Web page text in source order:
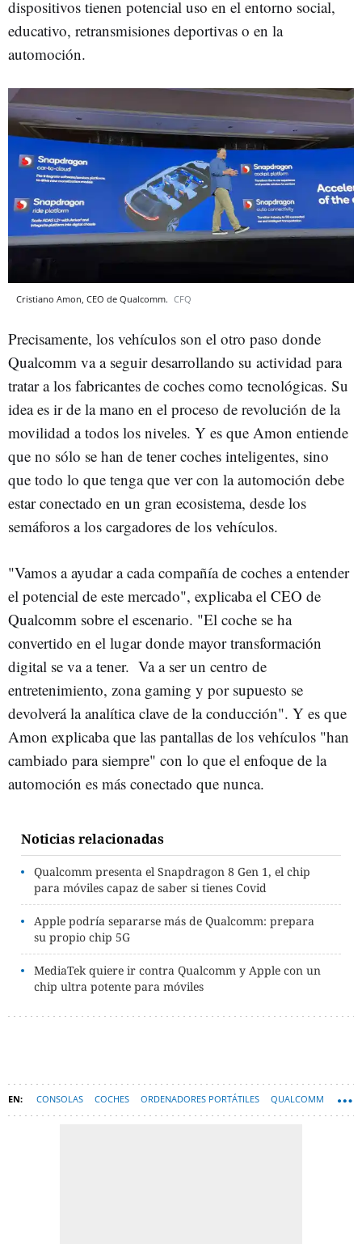
dispositivos tienen potencial uso en el entorno social,
educativo, retransmisiones deportivas o en la
automoción.
Cristiano Amon, CEO de Qualcomm. CFQ
Precisamente, los vehículos son el otro paso donde
Qualcomm va a seguir desarrollando su actividad para
tratar a los fabricantes de coches como tecnológicas. Su
idea es ir de la mano en el proceso de revolución de la
movilidad a todos los niveles. Y es que Amon entiende
que no sólo se han de tener coches inteligentes, sino
que todo lo que tenga que ver con la automoción debe
estar conectado en un gran ecosistema, desde los
semáforos a los cargadores de los vehículos.
"Vamos a ayudar a cada compañía de coches a entender
el potencial de este mercado", explicaba el CEO de
Qualcomm sobre el escenario. "El coche se ha
convertido en el lugar donde mayor transformación
digital se va a tener. Va a ser un centro de
entretenimiento, zona gaming y por supuesto se
devolverá la analítica clave de la conducción". Y es que
Amon explicaba que las pantallas de los vehículos "han
cambiado para siempre" con lo que el enfoque de la
automoción es más conectado que nunca.
Noticias relacionadas
Qualcomm presenta el Snapdragon 8 Gen 1, el chip
para móviles capaz de saber si tienes Covid
Apple podría separarse más de Qualcomm: prepara
su propio chip 5G
MediaTek quiere ir contra Qualcomm y Apple con un
chip ultra potente para móviles
CONSOLAS COCHES ORDENADORES PORTÁTILES QUALCOMM